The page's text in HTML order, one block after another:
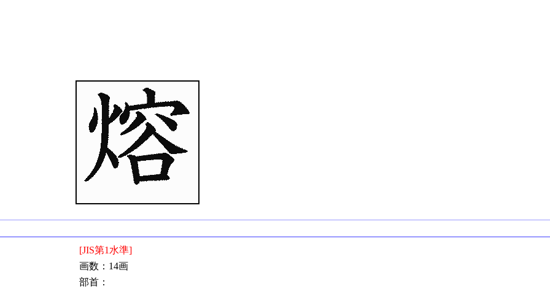
[JIS第1水準]
画数：14画
部首：